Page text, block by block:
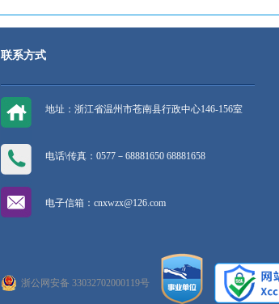
联系方式
地址：浙江省温州市苍南县行政中心146-156室
电话\传真：0577－68881650 68881658
电子信箱：cnxwzx@126.com
浙公网安备 33032702000119号